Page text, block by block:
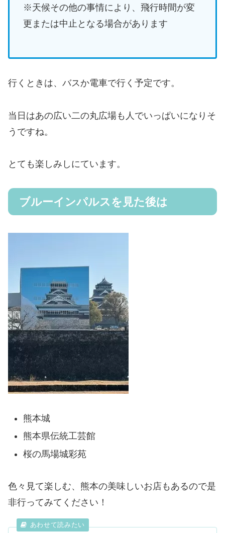
※天候その他の事情により、飛行時間が変
更または中止となる場合があります
行くときは、バスか電車で行く予定です。
当日はあの広い二の丸広場も人でいっぱいになりそ
うですね。
とても楽しみしにています。
ブルーインパルスを見た後は
熊本城
熊本県伝統工芸館
桜の馬場城彩苑
色々見て楽しむ、熊本の美味しいお店もあるので是
非行ってみてください！